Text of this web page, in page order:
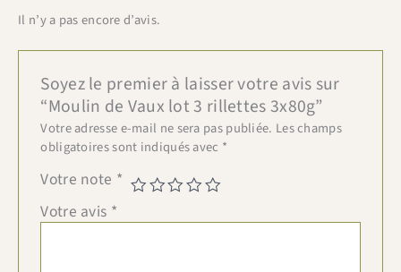
Il n’y a pas encore d’avis.
Soyez le premier à laisser votre avis sur
“Moulin de Vaux lot 3 rillettes 3x80g”
Votre adresse e-mail ne sera pas publiée. Les champs
obligatoires sont indiqués avec *
Votre note *
Votre avis *